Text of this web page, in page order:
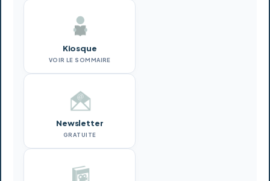
Kiosque
VOIR LE SOMMAIRE
Newsletter
GRATUITE